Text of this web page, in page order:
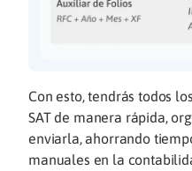
Con esto, tendrás todos
SAT de manera rápida,
enviarla, ahorrando
manuales en la